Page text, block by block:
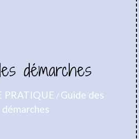
démarches
PRATIQUE / Guide des
démarches